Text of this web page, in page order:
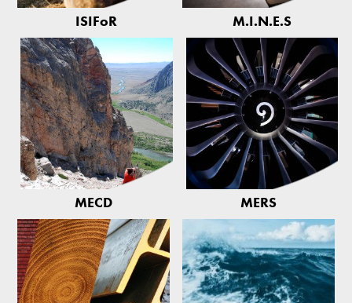
ISIFoR M.I.N.E.S
MECD MERS